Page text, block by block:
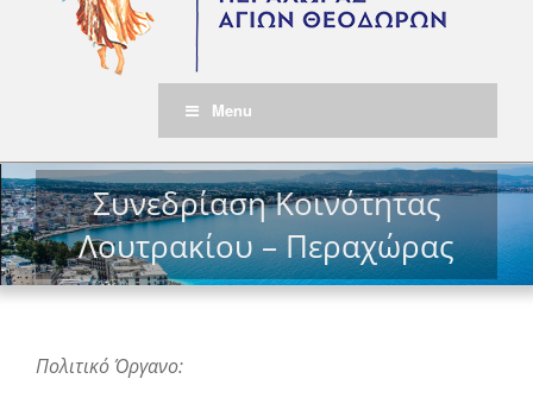
Menu
Συνεδρίαση Κοινότητας
Λουτρακίου – Περαχώρας
Πολιτικό Όργανο: